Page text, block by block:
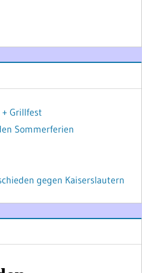
Grillfest
Sommerferien
gegen Kaiserslautern